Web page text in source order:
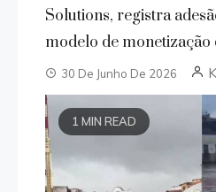
Solutions, registra
modelo de monetização
30 De Junho De 2026
1 MIN READ